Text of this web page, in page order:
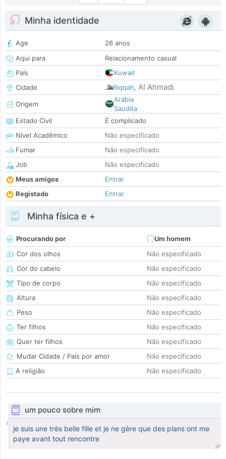
Minha identidade
Age
26 anos
Aqui para
Relacionamento casual
País
Kuwait
Cidade
Riqqah, Al Ahmadi
Origem
Arábia
Saudita
Estado Civil
É complicado
Nível Acadêmico
Não especificado
Fumar
Não especificado
Job
Não especificado
Meus amigos
Entrar
Registado
Entrar
Minha física e +
Procurando por
Um homem
Cor dos olhos
Não especificado
Cor do cabelo
Não especificado
Tipo de corpo
Não especificado
Altura
Não especificado
Peso
Não especificado
Ter filhos
Não especificado
Quer ter filhos
Não especificado
Mudar Cidade / País por amor
Não especificado
A religião
Não especificado
um pouco sobre mim
je suis une très belle fille et je ne gère que des plans ont me
paye avant tout rencontre